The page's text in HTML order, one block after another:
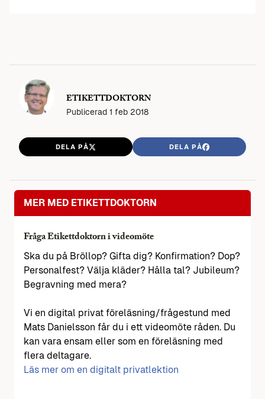
ETIKETTDOKTORN
Publicerad 1 feb 2018
DELA PÅ DELA PÅ
MER MED ETIKETTDOKTORN
Fråga Etikettdoktorn i videomöte
Ska du på Bröllop? Gifta dig? Konfirmation? Dop?
Personalfest? Välja kläder? Hålla tal? Jubileum?
Begravning med mera?
Vi en digital privat föreläsning/frågestund med
Mats Danielsson får du i ett videomöte råden. Du
kan vara ensam eller som en föreläsning med
flera deltagare.
Läs mer om en digitalt privatlektion